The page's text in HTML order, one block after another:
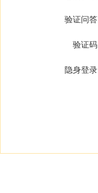
验证问答
验证码
隐身登录